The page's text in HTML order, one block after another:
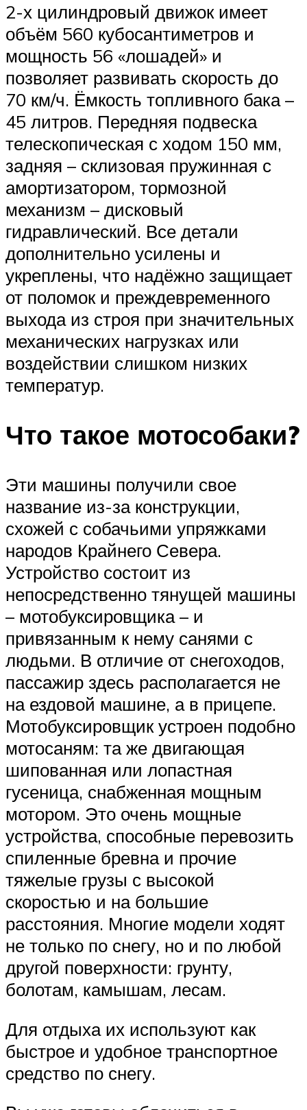
2-х цилиндровый движок имеет
объём 560 кубосантиметров и
мощность 56 «лошадей» и
позволяет развивать скорость до
70 км/ч. Ёмкость топливного бака –
45 литров. Передняя подвеска
телескопическая с ходом 150 мм,
задняя – склизовая пружинная с
амортизатором, тормозной
механизм – дисковый
гидравлический. Все детали
дополнительно усилены и
укреплены, что надёжно защищает
от поломок и преждевременного
выхода из строя при значительных
механических нагрузках или
воздействии слишком низких
температур.
Что такое мотособаки?
Эти машины получили свое
название из-за конструкции,
схожей с собачьими упряжками
народов Крайнего Севера.
Устройство состоит из
непосредственно тянущей машины
– мотобуксировщика – и
привязанным к нему санями с
людьми. В отличие от снегоходов,
пассажир здесь располагается не
на ездовой машине, а в прицепе.
Мотобуксировщик устроен подобно
мотосаням: та же двигающая
шипованная или лопастная
гусеница, снабженная мощным
мотором. Это очень мощные
устройства, способные перевозить
спиленные бревна и прочие
тяжелые грузы с высокой
скоростью и на большие
расстояния. Многие модели ходят
не только по снегу, но и по любой
другой поверхности: грунту,
болотам, камышам, лесам.
Для отдыха их используют как
быстрое и удобное транспортное
средство по снегу.